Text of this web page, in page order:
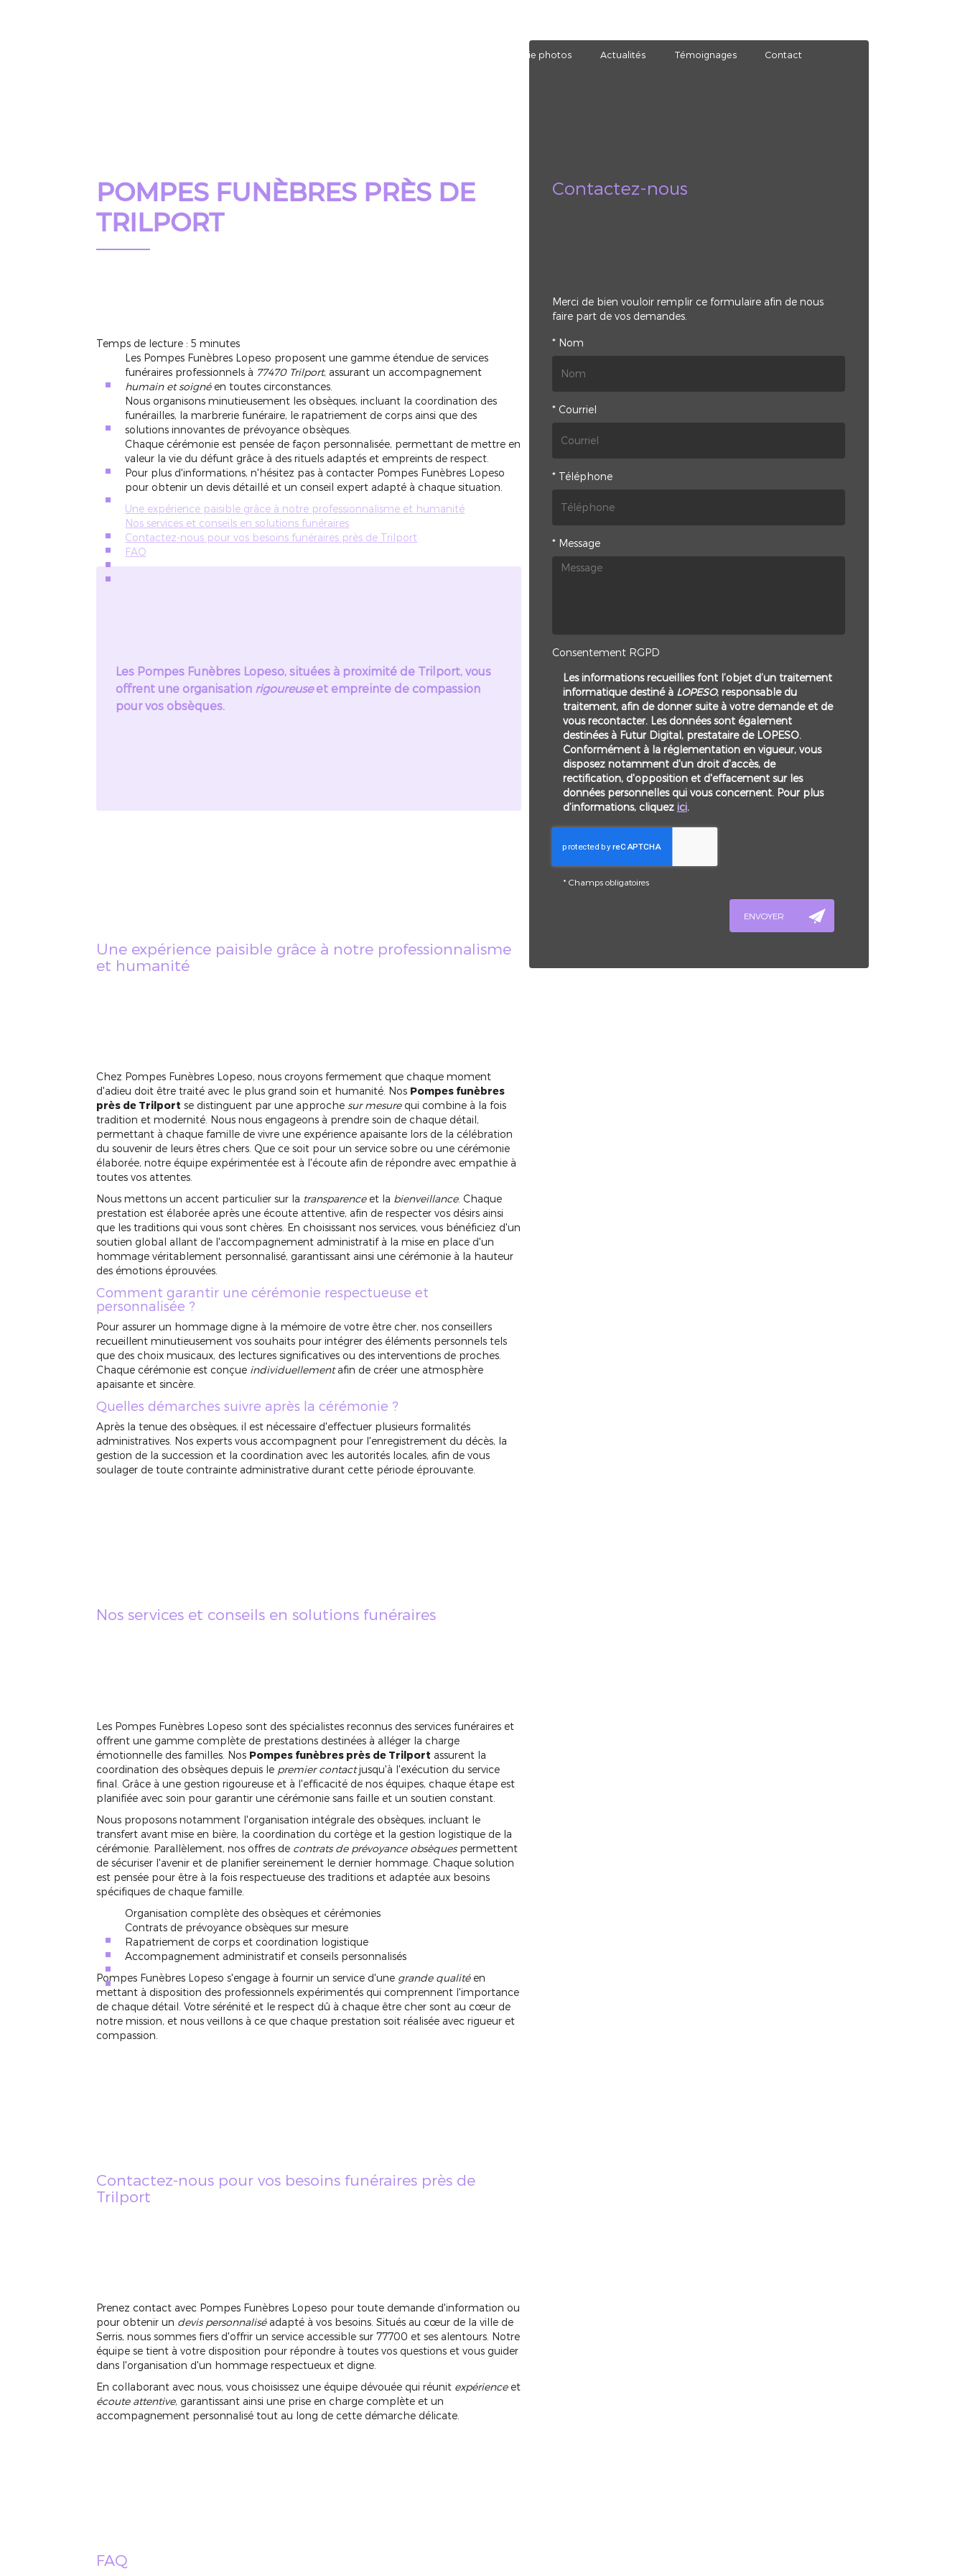
Galerie photos Actualités Témoignages Contact
POMPES FUNÈBRES PRÈS DE
TRILPORT
Temps de lecture : 5 minutes
Les Pompes Funèbres Lopeso proposent une gamme étendue de services
funéraires professionnels à 77470 Trilport, assurant un accompagnement
humain et soignéen toutes circonstances.
Nous organisons minutieusement les obsèques, incluant la coordination des
funérailles, la marbrerie funéraire, le rapatriement de corps ainsi que des
solutions innovantes de prévoyance obsèques.
Chaque cérémonie est pensée de façon personnalisée, permettant de mettre en
valeur la vie du défunt grâce à des rituels adaptés et empreints de respect.
Pour plus d'informations, n'hésitez pas à contacter Pompes Funèbres Lopeso
pour obtenir un devis détaillé et un conseil expert adapté à chaque situation.
Une expérience paisible grâce à notre professionnalisme et humanité
Nos services et conseils en solutions funéraires
Contactez-nous pour vos besoins funéraires près de Trilport
FAQ
Les Pompes Funèbres Lopeso, situées à proximité de Trilport, vous
offrent une organisation rigoureuseet empreinte de compassion
pour vos obsèques.
Une expérience paisible grâce à notre professionnalisme
et humanité
Chez Pompes Funèbres Lopeso, nous croyons fermement que chaque moment
d'adieu doit être traité avec le plus grand soin et humanité. Nos Pompes funèbres
près de Trilport se distinguent par une approchesur mesurequi combine à la fois
tradition et modernité. Nous nous engageons à prendre soin de chaque détail,
permettant à chaque famille de vivre une expérience apaisante lors de la célébration
du souvenir de leurs êtres chers. Que ce soit pour un service sobre ou une cérémonie
élaborée, notre équipe expérimentée est à l'écoute afin de répondre avec empathie à
toutes vos attentes.
Nous mettons un accent particulier sur la transparenceet la bienveillance. Chaque
prestation est élaborée après une écoute attentive, afin de respecter vos désirs ainsi
que les traditions qui vous sont chères. En choisissant nos services, vous bénéficiez d'un
soutien global allant de l'accompagnement administratif à la mise en place d'un
hommage véritablement personnalisé, garantissant ainsi une cérémonie à la hauteur
des émotions éprouvées.
Comment garantir une cérémonie respectueuse et
personnalisée ?
Pour assurer un hommage digne à la mémoire de votre être cher, nos conseillers
recueillent minutieusement vos souhaits pour intégrer des éléments personnels tels
que des choix musicaux, des lectures significatives ou des interventions de proches.
Chaque cérémonie est conçue individuellementafin de créer une atmosphère
apaisante et sincère.
Quelles démarches suivre après la cérémonie ?
Après la tenue des obsèques, il est nécessaire d'effectuer plusieurs formalités
administratives. Nos experts vous accompagnent pour l'enregistrement du décès, la
gestion de la succession et la coordination avec les autorités locales, afin de vous
soulager de toute contrainte administrative durant cette période éprouvante.
Nos services et conseils en solutions funéraires
Les Pompes Funèbres Lopeso sont des spécialistes reconnus des services funéraires et
offrent une gamme complète de prestations destinées à alléger la charge
émotionnelle des familles. Nos Pompes funèbres près de Trilport assurent la
coordination des obsèques depuis le premier contactjusqu'à l'exécution du service
final. Grâce à une gestion rigoureuse et à l'efficacité de nos équipes, chaque étape est
planifiée avec soin pour garantir une cérémonie sans faille et un soutien constant.
Nous proposons notamment l'organisation intégrale des obsèques, incluant le
transfert avant mise en bière, la coordination du cortège et la gestion logistique de la
cérémonie. Parallèlement, nos offres de contrats de prévoyance obsèquespermettent
de sécuriser l'avenir et de planifier sereinement le dernier hommage. Chaque solution
est pensée pour être à la fois respectueuse des traditions et adaptée aux besoins
spécifiques de chaque famille.
Organisation complète des obsèques et cérémonies
Contrats de prévoyance obsèques sur mesure
Rapatriement de corps et coordination logistique
Accompagnement administratif et conseils personnalisés
Pompes Funèbres Lopeso s'engage à fournir un service d'une grande qualitéen
mettant à disposition des professionnels expérimentés qui comprennent l'importance
de chaque détail. Votre sérénité et le respect dû à chaque être cher sont au cœur de
notre mission, et nous veillons à ce que chaque prestation soit réalisée avec rigueur et
compassion.
Contactez-nous pour vos besoins funéraires près de
Trilport
Prenez contact avec Pompes Funèbres Lopeso pour toute demande d'information ou
pour obtenir un devis personnaliséadapté à vos besoins. Situés au cœur de la ville de
Serris, nous sommes fiers d'offrir un service accessible sur 77700 et ses alentours. Notre
équipe se tient à votre disposition pour répondre à toutes vos questions et vous guider
dans l'organisation d'un hommage respectueux et digne.
En collaborant avec nous, vous choisissez une équipe dévouée qui réunit expérienceet
écoute attentive, garantissant ainsi une prise en charge complète et un
accompagnement personnalisé tout au long de cette démarche délicate.
FAQ
Contactez-nous
Merci de bien vouloir remplir ce formulaire afin de nous
faire part de vos demandes.
* Nom
* Courriel
* Téléphone
* Message
Consentement RGPD
Les informations recueillies font l’objet d’un traitement
informatique destiné àLOPESO, responsable du
traitement, afin de donner suite à votre demande et de
vous recontacter. Les données sont également
destinées à Futur Digital, prestataire de LOPESO.
Conformément à la réglementation en vigueur, vous
disposez notamment d'un droit d'accès, de
rectification, d'opposition et d'effacement sur les
données personnelles qui vous concernent. Pour plus
d’informations, cliquez ici.
* Champs obligatoires